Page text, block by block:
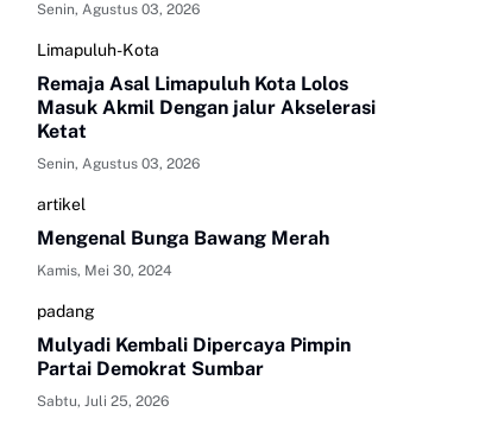
Senin, Agustus 03, 2026
Limapuluh-Kota
Remaja Asal Limapuluh Kota Lolos
Masuk Akmil Dengan jalur Akselerasi
Ketat
Senin, Agustus 03, 2026
artikel
Mengenal Bunga Bawang Merah
Kamis, Mei 30, 2024
padang
Mulyadi Kembali Dipercaya Pimpin
Partai Demokrat Sumbar
Sabtu, Juli 25, 2026